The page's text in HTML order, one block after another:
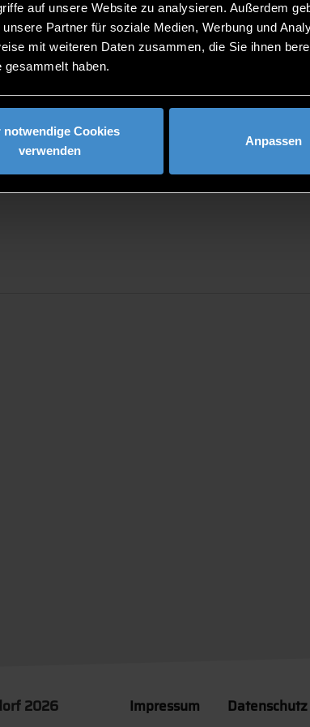
auf unsere Website zu analysieren. Außerdem
unsere Partner für soziale Medien, Werbung und
mit weiteren Daten zusammen, die Sie ihnen
gesammelt haben.
notwendige Cookies
verwenden
Anpassen
2026 Impressum Datenschutz